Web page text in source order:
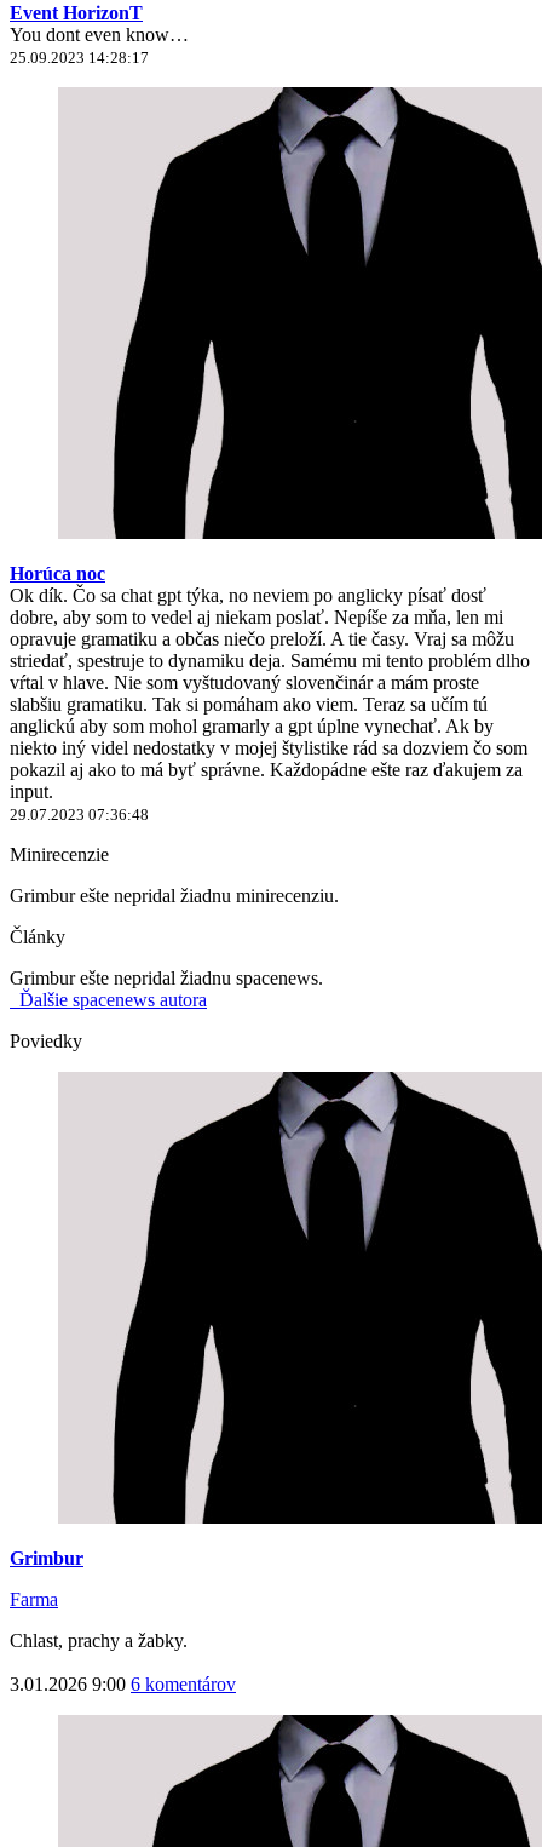
Event HorizonT
You dont even know…
25.09.2023 14:28:17
Horúca noc
Ok dík. Čo sa chat gpt týka, no neviem po anglicky písať dosť
dobre, aby som to vedel aj niekam poslať. Nepíše za mňa, len mi
opravuje gramatiku a občas niečo preloží. A tie časy. Vraj sa môžu
striedať, spestruje to dynamiku deja. Samému mi tento problém dlho
vŕtal v hlave. Nie som vyštudovaný slovenčinár a mám proste
slabšiu gramatiku. Tak si pomáham ako viem. Teraz sa učím tú
anglickú aby som mohol gramarly a gpt úplne vynechať. Ak by
niekto iný videl nedostatky v mojej štylistike rád sa dozviem čo som
pokazil aj ako to má byť správne. Každopádne ešte raz ďakujem za
input.
29.07.2023 07:36:48
Minirecenzie
Grimbur ešte nepridal žiadnu minirecenziu.
Články
Grimbur ešte nepridal žiadnu spacenews.
Ďalšie spacenews autora
Poviedky
Grimbur
Farma
Chlast, prachy a žabky.
3.01.2026 9:00 6 komentárov